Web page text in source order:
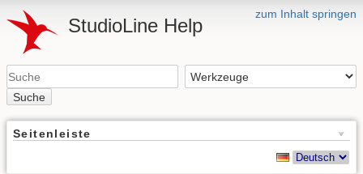
zum Inhalt springen
StudioLine Help
Suche
Seitenleiste